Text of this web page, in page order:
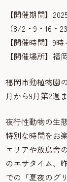
【開催期間】
（8/2・9・16・
【開催時間】9
【開催場所】福
福岡市動植物園
月から9月第2週
夜行性動物の生
特別な時間をお
エリアや放鳥舎
のエサタイム、
での「夏夜のグ